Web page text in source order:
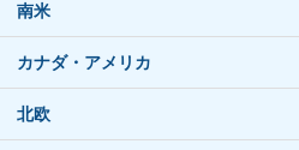
南米
カナダ・アメリカ
北欧